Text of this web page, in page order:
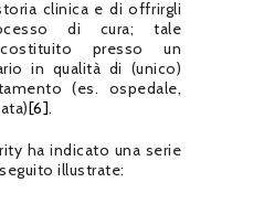
clinica e di offrirgli
di cura; tale
presso un
in qualità di (unico)
(es. ospedale,
[6].
ha indicato una serie
illustrate: